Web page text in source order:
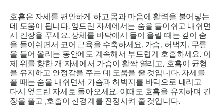
호흡은 자세를 편안하게 하고 몸과 마음에 활력을 불어넣는
데 도움이 됩니다. 엎드린 자세에서는 숨을 들이쉬고 내쉬면
서 긴장을 푸세요. 상체를 바닥에서 들어 올릴 때는 깊이 숨
을 들이쉬면서 코어 근육을 수축하세요. 가슴, 허벅지, 무릎
을 들어 올리는 동안에도 계속해서 부드럽게 호흡하세요. 이
제 위를 향한 개 자세에서 가슴이 활짝 열리고, 호흡이 균형
을 유지하고 안정감을 주는 데 도움을 줄 것입니다. 자세를
풀 때는 숨을 내쉬면서 가슴과 허벅지를 바닥으로 내리고
다시 엎드린 자세로 돌아오세요. 이때도 호흡을 유지하며 긴
장을 풀고 ,호흡이 신경계를 진정시켜 줄 것입니다.